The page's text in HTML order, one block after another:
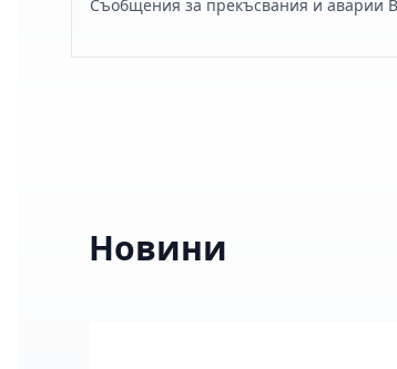
Съобщения за прекъсвания и аварии
Новини